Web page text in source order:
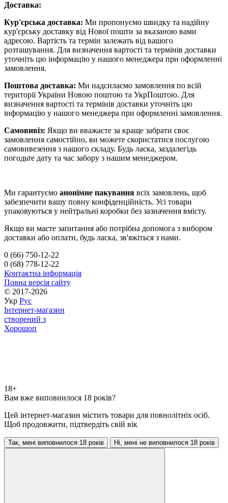
Доставка:
Кур'єрська доставка: Ми пропонуємо швидку та надійну
кур'єрську доставку від Нової пошти за вказаною вами
адресою. Вартість та термін залежать від вашого
розташування. Для визначення вартості та термінів доставки
уточніть цю інформацію у нашого менеджера при оформленні
замовлення.
Поштова доставка: Ми надсилаємо замовлення по всій
території України Новою поштою та УкрПоштою. Для
визначення вартості та термінів доставки уточніть цю
інформацію у нашого менеджера при оформленні замовлення.
Самовивіз: Якщо ви вважаєте за краще забрати своє
замовлення самостійно, ви можете скористатися послугою
самовивезення з нашого складу. Будь ласка, заздалегідь
погодьте дату та час забору з нашим менеджером.
Ми гарантуємо анонімне пакування всіх замовлень, щоб
забезпечити вашу повну конфіденційність. Усі товари
упаковуються у нейтральні коробки без зазначення вмісту.
Якщо ви маєте запитання або потрібна допомога з вибором
доставки або оплати, будь ласка, зв'яжіться з нами.
0 (66) 750-12-22
0 (68) 778-12-22
Контактна інформація
Повна версія сайту
© 2017-2026
Укр Рус
Інтернет-магазин
створений з
Хорошоп
18+
Вам вже виповнилося 18 років?
Цей інтернет-магазин містить товари для повнолітніх осіб.
Щоб продовжити, підтвердіть свій вік
Так, мені виповнилося 18 років Ні, мені не виповнилося 18 років